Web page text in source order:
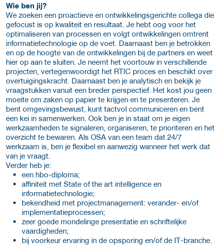
Wie ben jij?
We zoeken een proactieve en ontwikkelingsgerichte collega die
gefocust is op kwaliteit en resultaat. Je hebt oog voor het
optimaliseren van processen en volgt ontwikkelingen omtrent
informatietechnologie op de voet. Daarnaast ben je betrokken
en op de hoogte van de ontwikkelingen bij de partners en weet
hier op aan te sluiten. Je neemt het voortouw in verschillende
projecten, vertegenwoordigt het RTIC proces en beschikt over
overtuigingskracht. Daarnaast ben je analytisch en bekijk je
vraagstukken vanuit een breder perspectief. Het kost jou geen
moeite om zaken op papier te krijgen en te presenteren. Je
bent omgevingsbewust, kunt tactvol communiceren en bent
een kei in samenwerken. Ook ben je in staat om je eigen
werkzaamheden te signaleren, organiseren, te prioriteren en het
overzicht te bewaren. Als OSA van een team dat 24/7
werkzaam is, ben je flexibel en aanwezig wanneer het werk dat
van je vraagt.
Verder heb je:
een hbo-diploma;
affiniteit met State of the art intelligence en
informatietechnologie;
bekendheid met projectmanagement: verander- en/of
implementatieprocessen;
zeer goede mondelinge presentatie en schriftelijke
vaardigheden;
bij voorkeur ervaring in de opsporing en/of de IT-branche.